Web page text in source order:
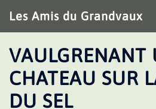
au
contenu
Les Amis du Grandvaux
VAULGRENANT
CHATEAU SUR
DU SEL